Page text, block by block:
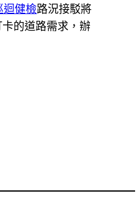
迴健檢路況接駁將
的道路需求，辦